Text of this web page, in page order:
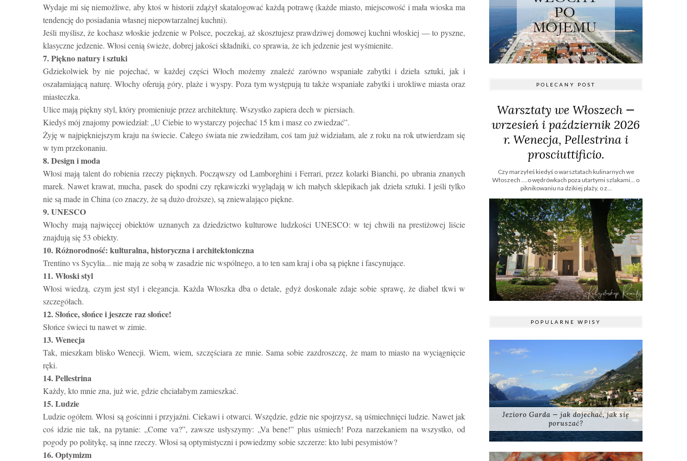
Wydaje mi się niemożliwe, aby ktoś w historii zdążył skatalogować każdą potrawę (każde miasto, miejscowość i mała wioska ma
tendencję do posiadania własnej niepowtarzalnej kuchni).
Jeśli myślisz, że kochasz włoskie jedzenie w Polsce, poczekaj, aż skosztujesz prawdziwej domowej kuchni włoskiej — to pyszne,
klasyczne jedzenie. Włosi cenią świeże, dobrej jakości składniki, co sprawia, że ich jedzenie jest wyśmienite.
7. Piękno natury i sztuki
Gdziekolwiek by nie pojechać, w każdej części Włoch możemy znaleźć zarówno wspaniałe zabytki i dzieła sztuki, jak i
oszałamiającą naturę. Włochy oferują góry, plaże i wyspy. Poza tym występują tu także wspaniałe zabytki i urokliwe miasta oraz
miasteczka.
Ulice mają piękny styl, który promieniuje przez architekturę. Wszystko zapiera dech w piersiach.
Kiedyś mój znajomy powiedział: „U Ciebie to wystarczy pojechać 15 km i masz co zwiedzać”.
Żyję w najpiękniejszym kraju na świecie. Całego świata nie zwiedziłam, coś tam już widziałam, ale z roku na rok utwierdzam się
w tym przekonaniu.
8. Design i moda
Włosi mają talent do robienia rzeczy pięknych. Począwszy od Lamborghini i Ferrari, przez kolarki Bianchi, po ubrania znanych
marek. Nawet krawat, mucha, pasek do spodni czy rękawiczki wyglądają w ich małych sklepikach jak dzieła sztuki. I jeśli tylko
nie są made in China (co znaczy, że są dużo droższe), są zniewalająco piękne.
9. UNESCO
Włochy mają najwięcej obiektów uznanych za dziedzictwo kulturowe ludzkości UNESCO: w tej chwili na prestiżowej liście
znajdują się 53 obiekty.
10. Różnorodność: kulturalna, historyczna i architektoniczna
Trentino vs Sycylia... nie mają ze sobą w zasadzie nic wspólnego, a to ten sam kraj i oba są piękne i fascynujące.
11. Włoski styl
Włosi wiedzą, czym jest styl i elegancja. Każda Włoszka dba o detale, gdyż doskonale zdaje sobie sprawę, że diabeł tkwi w
szczegółach.
12. Słońce, słońce i jeszcze raz słońce!
Słońce świeci tu nawet w zimie.
13. Wenecja
Tak, mieszkam blisko Wenecji. Wiem, wiem, szczęściara ze mnie. Sama sobie zazdroszczę, że mam to miasto na wyciągnięcie
ręki.
14. Pellestrina
Każdy, kto mnie zna, już wie, gdzie chciałabym zamieszkać.
15. Ludzie
Ludzie ogółem. Włosi są gościnni i przyjaźni. Ciekawi i otwarci. Wszędzie, gdzie nie spojrzysz, są uśmiechnięci ludzie. Nawet jak
coś idzie nie tak, na pytanie: „Come va?”, zawsze usłyszymy: „Va bene!” plus uśmiech! Poza narzekaniem na wszystko, od
pogody po politykę, są inne rzeczy. Włosi są optymistyczni i powiedzmy sobie szczerze: kto lubi pesymistów?
16. Optymizm
POLECANY POST
Warsztaty we Włoszech —
wrzesień i październik 2026
r. Wenecja, Pellestrina i
prosciuttificio.
Czy marzyłeś kiedyś o warsztatach kulinarnych we
Włoszech ....o wędrówkach poza utartymi szlakami… o
piknikowaniu na dzikiej plaży, o z...
POPULARNE WPISY
Jezioro Garda — jak dojechać, jak się
poruszać?